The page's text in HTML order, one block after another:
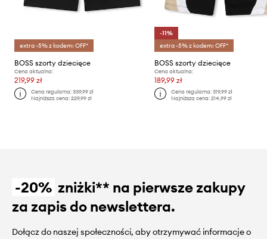
extra -5% z kodem: OFF*
BOSS szorty dziecięce
Cena aktualna:
219,99 zł
Cena regularna:339,99 zł
Najniższa cena:229,99 zł
-11%
extra -5% z kodem: OFF*
BOSS szorty dziecięce
Cena aktualna:
189,99 zł
Cena regularna: 319,99 zł
Najniższa cena: 214,99 zł
-20% zniżki** na pierwsze zakupy
za zapis do newslettera.
Dołącz do naszej społeczności, aby otrzymywać informacje o